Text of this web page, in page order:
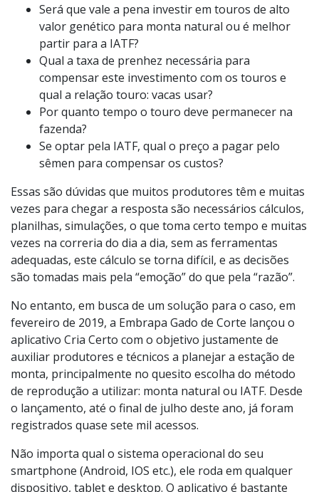
Será que vale a pena investir em touros de alto
valor genético para monta natural ou é melhor
partir para a IATF?
Qual a taxa de prenhez necessária para
compensar este investimento com os touros e
qual a relação touro: vacas usar?
Por quanto tempo o touro deve permanecer na
fazenda?
Se optar pela IATF, qual o preço a pagar pelo
sêmen para compensar os custos?
Essas são dúvidas que muitos produtores têm e muitas
vezes para chegar a resposta são necessários cálculos,
planilhas, simulações, o que toma certo tempo e muitas
vezes na correria do dia a dia, sem as ferramentas
adequadas, este cálculo se torna difícil, e as decisões
são tomadas mais pela “emoção” do que pela “razão”.
No entanto, em busca de um solução para o caso, em
fevereiro de 2019, a Embrapa Gado de Corte lançou o
aplicativo Cria Certo com o objetivo justamente de
auxiliar produtores e técnicos a planejar a estação de
monta, principalmente no quesito escolha do método
de reprodução a utilizar: monta natural ou IATF. Desde
o lançamento, até o final de julho deste ano, já foram
registrados quase sete mil acessos.
Não importa qual o sistema operacional do seu
smartphone (Android, IOS etc.), ele roda em qualquer
dispositivo, tablet e desktop. O aplicativo é bastante